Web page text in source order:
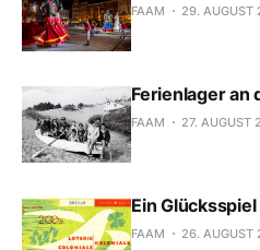
FAAM 29. AUGUST
Ferienlager an
FAAM 27. AUGUST
Ein
FAAM 26. AUGUST